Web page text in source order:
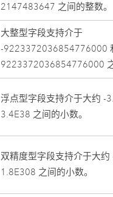
2147483647 之间的整数。
大整型字段支持介于
-9223372036854776000
9223372036854776000 之
浮点型字段支持介于大约 -
3.4E38 之间的小数。
双精度型字段支持介于大
1.8E308 之间的小数。